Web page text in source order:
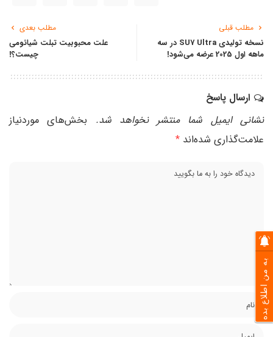
مطلب قبلی
نسخه تولیدی SU7 Ultra در سه
ماهه اول 2025 عرضه می‌شود!
مطلب بعدی
علت محبوبیت تبلت‌ شیائومی
چیست؟!
ارسال پاسخ
نشانی ایمیل شما منتشر نخواهد شد.
بخش‌های موردنیاز
علامت‌گذاری شده‌اند *
به من اطلاع بده